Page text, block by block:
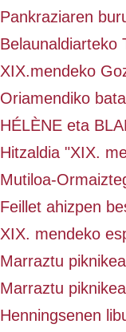
Pankraziaren
Belaunaldiarteko
XIX.mendeko
Oriamendiko
HÉLÈNE eta
Hitzaldia "XIX.
Mutiloa-
Feillet ahizpen
XIX. mendeko
Marraztu
Marraztu
Henningsenen